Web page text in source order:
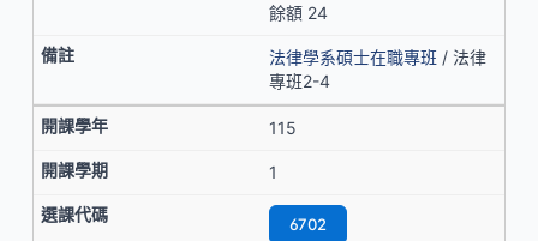
餘額 24
法律學系碩士在職專班 / 法律
專班2-4
115
1
6702